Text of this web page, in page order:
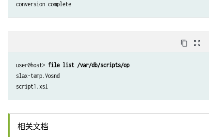
conversion complete
content_copy zoom_out_map
user@host> file list /var/db/scripts/op
slax-temp.Vosnd
相关文档